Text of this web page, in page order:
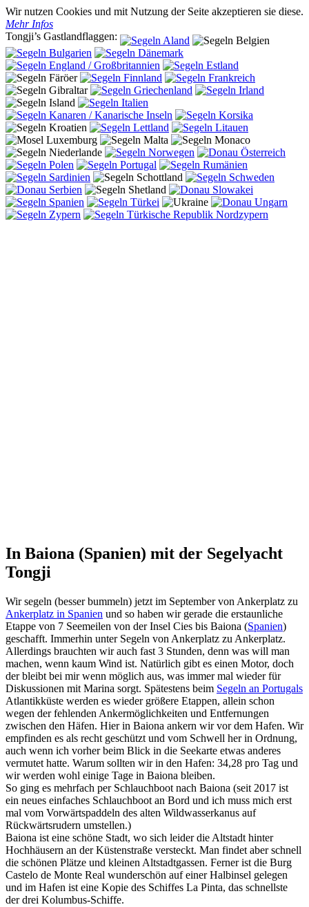
Wir nutzen Cookies und mit Nutzung der Seite akzeptieren sie diese.
Mehr Infos
Tongji’s Gastlandflaggen:
In Baiona (Spanien) mit der Segelyacht
Tongji
Wir segeln (besser bummeln) jetzt im September von Ankerplatz zu
Ankerplatz in Spanien und so haben wir gerade die erstaunliche
Etappe von 7 Seemeilen von der Insel Cies bis Baiona (Spanien)
geschafft. Immerhin unter Segeln von Ankerplatz zu Ankerplatz.
Allerdings brauchten wir auch fast 3 Stunden, denn was will man
machen, wenn kaum Wind ist. Natürlich gibt es einen Motor, doch
der bleibt bei mir wenn möglich aus, was immer mal wieder für
Diskussionen mit Marina sorgt. Spätestens beim Segeln an Portugals
Atlantikküste werden es wieder größere Etappen, allein schon
wegen der fehlenden Ankermöglichkeiten und Entfernungen
zwischen den Häfen. Hier in Baiona ankern wir vor dem Hafen. Wir
empfinden es als recht geschützt und vom Schwell her in Ordnung,
auch wenn ich vorher beim Blick in die Seekarte etwas anderes
vermutet hatte. Warum sollten wir in den Hafen: 34,28 pro Tag und
wir werden wohl einige Tage in Baiona bleiben.
So ging es mehrfach per Schlauchboot nach Baiona (seit 2017 ist
ein neues einfaches Schlauchboot an Bord und ich muss mich erst
mal vom Vorwärtspaddeln des alten Wildwasserkanus auf
Rückwärtsrudern umstellen.)
Baiona ist eine schöne Stadt, wo sich leider die Altstadt hinter
Hochhäusern an der Küstenstraße versteckt. Man findet aber schnell
die schönen Plätze und kleinen Altstadtgassen. Ferner ist die Burg
Castelo de Monte Real wunderschön auf einer Halbinsel gelegen
und im Hafen ist eine Kopie des Schiffes La Pinta, das schnellste
der drei Kolumbus-Schiffe.